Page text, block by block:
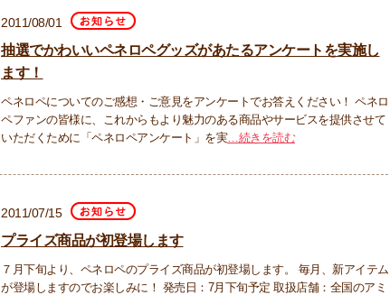
2011/08/01
抽選でかわいいペネロペグッズがあたるアンケートを実施し
ます！
ペネロペについてのご感想・ご意見をアンケートでお答えください！ ペネロ
ペファンの皆様に、これからもより魅力のある商品やサービスを提供させて
いただくために「ペネロペアンケート」を実…続きを読む
2011/07/15
プライズ商品が初登場します
７月下旬より、ペネロペのプライズ商品が初登場します。 毎月、新アイテム
が登場しますのでお楽しみに！ 発売日：7月下旬予定 取扱店舗：全国のアミ